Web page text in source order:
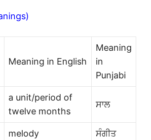
Meaning in English
Meaning
in
Punjabi
a unit/period of
twelve months
ਸਾਲ
melody ਸੰਗੀਤ